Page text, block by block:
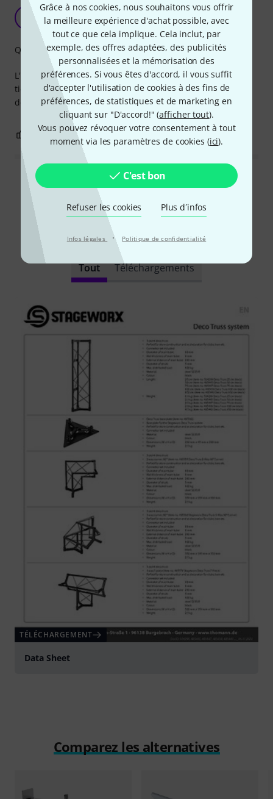
Grâce à nos cookies, nous souhaitons vous offrir
la meilleure expérience d'achat possible, avec
tout ce que cela implique. Cela inclut, par
exemple, des offres adaptées, des publicités
personnalisées et la mémorisation des
préférences. Si vous êtes d'accord, il vous suffit
d'accepter l'utilisation de cookies à des fins de
préférences, de statistiques et de marketing en
cliquant sur "D'accord!" (afficher tout).
Vous pouvez révoquer votre consentement à tout
moment via les paramètres de cookies (ici).
C'est bon
Refuser les cookies Plus d´infos
Infos légales · Politique de confidentialité
Nickel
djanthooo 21.06.2022
L'adaptateur est nickel il convient pour mes deco truss, il
tient bien sur les pieds. diamètre de 28mm avec les pieds
de la même marque
Qualité de fabrication
0 SIGNALER L'ÉVALUATION
Lire toutes les évaluations
Le saviez-vous?
Tout Téléchargements
TÉLÉCHARGEMENT
Data Sheet
Comparez les alternatives